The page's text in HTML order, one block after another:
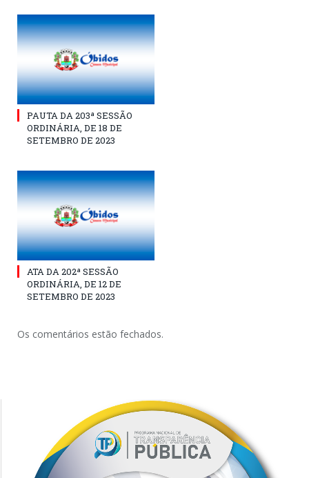
PAUTA DA 203ª SESSÃO
ORDINÁRIA, DE 18 DE
SETEMBRO DE 2023
ATA DA 202ª SESSÃO
ORDINÁRIA, DE 12 DE
SETEMBRO DE 2023
Os comentários estão fechados.